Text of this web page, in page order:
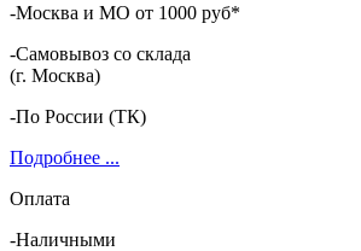
-Москва и МО от 1000 руб*
-Самовывоз со склада
(г. Москва)
-По России (ТК)
Подробнее ...
Оплата
-Наличными